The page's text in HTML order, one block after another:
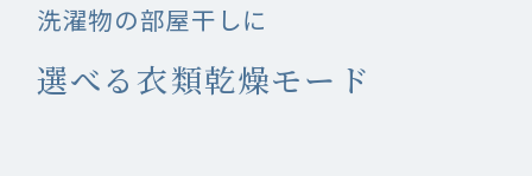
洗濯物の部屋干しに
選べる衣類乾燥モード